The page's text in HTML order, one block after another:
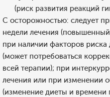
(риск развития реакций
С осторожностью: следует
недели лечения
при наличии факторов риска
(может потребоваться
всей терапии); при
лечения или при изменении
(изменение диеты и